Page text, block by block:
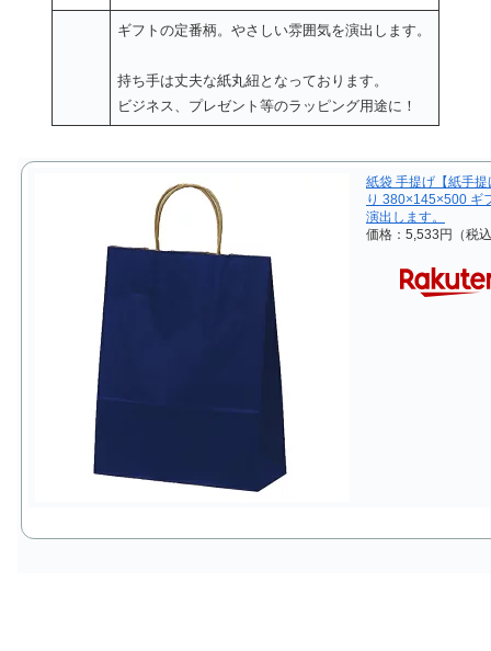
ギフトの定番柄。やさしい雰囲気を演出します。
持ち手は丈夫な紙丸紐となっております。
ビジネス、プレゼント等のラッピング用途に！
紙袋 手提げ【紙手
り 380×145×500 ギ
演出します。
価格：5,533円（税